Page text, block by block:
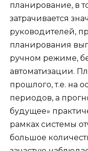
планирование, в
затрачивается
руководителей,
планирования
ручном режиме,
автоматизации.
прошлого, т.е. на
периодов, а
будущее»
рамках системы
большое